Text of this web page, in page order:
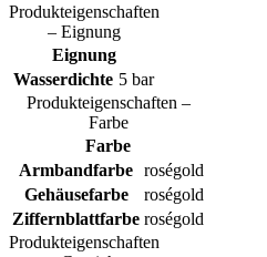
Produkteigenschaften
– Eignung
Eignung
Wasserdichte 5 bar
Produkteigenschaften –
Farbe
Farbe
Armbandfarbe roségold
Gehäusefarbe
roségold
Ziffernblattfarbe roségold
Produkteigenschaften